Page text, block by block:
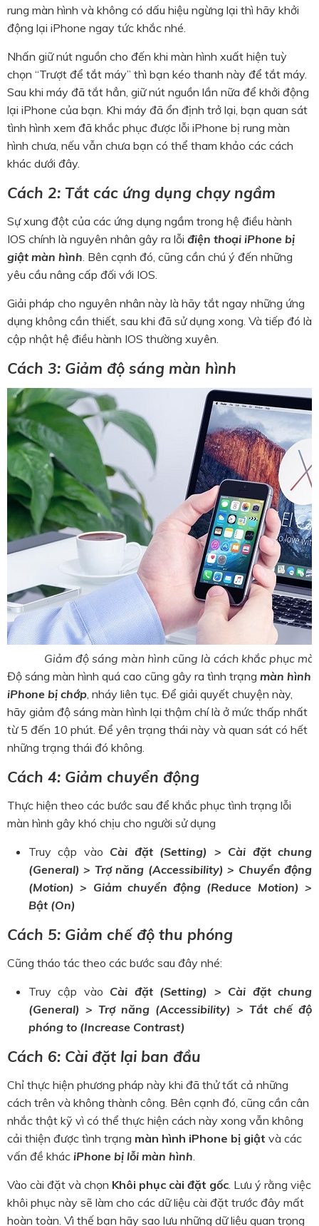
rung màn hình và không có dấu hiệu ngừng lại thì hãy khởi
động lại iPhone ngay tức khắc nhé.
Nhấn giữ nút nguồn cho đến khi màn hình xuất hiện tuỳ
chọn “Trượt để tắt máy” thì bạn kéo thanh này để tắt máy.
Sau khi máy đã tắt hẳn, giữ nút nguồn lần nữa để khởi động
lại iPhone của bạn. Khi máy đã ổn định trở lại, bạn quan sát
tình hình xem đã khắc phục được lỗi iPhone bị rung màn
hình chưa, nếu vẫn chưa bạn có thể tham khảo các cách
khác dưới đây.
Cách 2: Tắt các ứng dụng chạy ngầm
Sự xung đột của các ứng dụng ngầm trong hệ điều hành
IOS chính là nguyên nhân gây ra lỗi điện thoại iPhone bị
giật màn hình. Bên cạnh đó, cũng cần chú ý đến những
yêu cầu nâng cấp đối với IOS.
Giải pháp cho nguyên nhân này là hãy tắt ngay những ứng
dụng không cần thiết, sau khi đã sử dụng xong. Và tiếp đó là
cập nhật hệ điều hành IOS thường xuyên.
Cách 3: Giảm độ sáng màn hình
Giảm độ sáng màn hình cũng là cách khắc phục
Độ sáng màn hình quá cao cũng gây ra tình trạng màn hình
iPhone bị chớp, nháy liên tục. Để giải quyết chuyện này,
hãy giảm độ sáng màn hình lại thậm chí là ở mức thấp nhất
từ 5 đến 10 phút. Để yên trạng thái này và quan sát có hết
những trạng thái đó không.
Cách 4: Giảm chuyển động
Thực hiện theo các bước sau để khắc phục tình trạng lỗi
màn hình gây khó chịu cho người sử dụng
Truy cập vào Cài đặt (Setting) > Cài đặt chung
(General) > Trợ năng (Accessibility) > Chuyển động
(Motion) > Giảm chuyển động (Reduce Motion) >
Bật (On)
Cách 5: Giảm chế độ thu phóng
Cũng tháo tác theo các bước sau đây nhé:
Truy cập vào Cài đặt (Setting) > Cài đặt chung
(General) > Trợ năng (Accessibility) > Tắt chế độ
phóng to (Increase Contrast)
Cách 6: Cài đặt lại ban đầu
Chỉ thực hiện phương pháp này khi đã thử tất cả những
cách trên và không thành công. Bên cạnh đó, cũng cần cân
nhắc thật kỹ vì có thể thực hiện cách này xong vẫn không
cải thiện được tình trạng màn hình iPhone bị giật và các
vấn đề khác iPhone bị lỗi màn hình.
Vào cài đặt và chọn Khôi phục cài đặt gốc. Lưu ý rằng việc
khôi phục này sẽ làm cho các dữ liệu cài đặt trước đây mất
hoàn toàn. Vì thế bạn hãy sao lưu những dữ liệu quan trọng